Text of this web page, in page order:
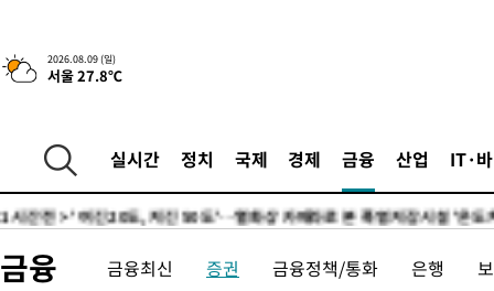
2026.08.09 (일)
서울 27.8℃
실시간 정치 국제 경제 금융 산업 IT·
-14853초 전 >[속보]장은수, KLPGA 제주삼다수 역전 우승…데뷔 10년 차에
정상
-10218초 전 > "얼마나 더웠으면"…안동 물길공원서 헤엄친 구렁이 '소동'
-9417초 전 >
'2경기 연속 침묵' 손흥민, 톨루카전 68분만 뛰고 슈팅 0개
-8169초 전 >
1시간 전 >'여긴 20도, 저긴 50도'…열화상 카메라로 본 폭염 저감시설 '온도
3시간 전 >
튀르키예 외무장관, "메카 3국 방위협정은 이란이 목표 아냐 " 밝혀
금융 금융최신 증권 금융정책/통화 은행